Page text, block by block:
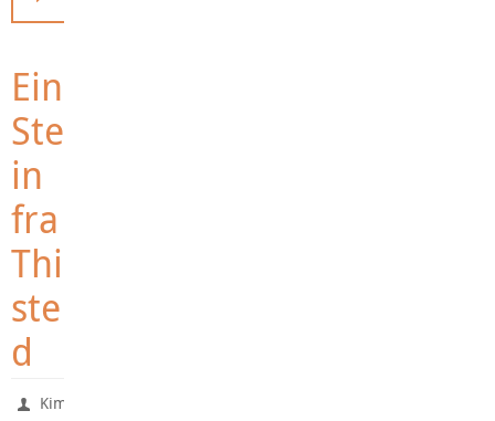
Ein
Ste
in
fra
Thi
ste
d
Kim